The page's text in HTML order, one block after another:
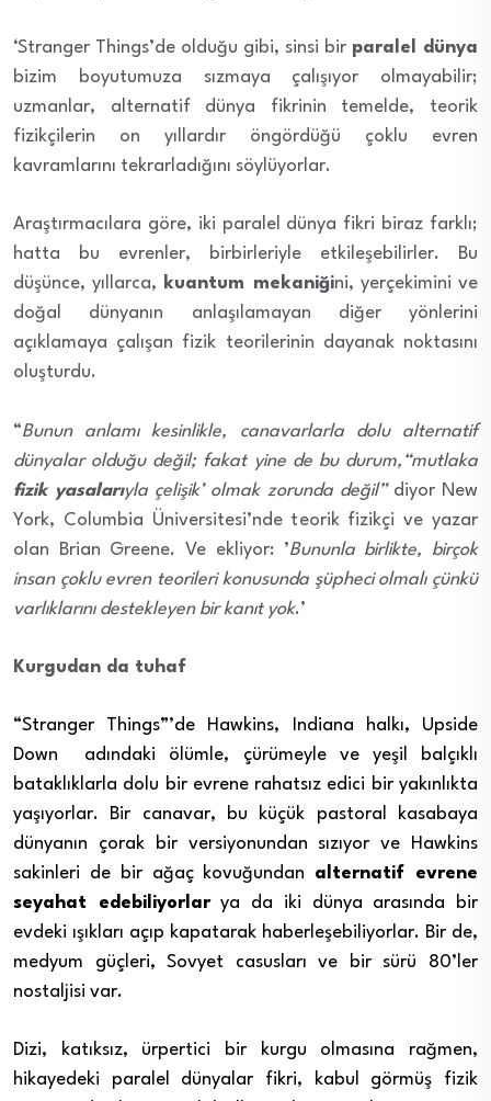
‘Stranger Things’de olduğu gibi, sinsi bir paralel dünya
bizim boyutumuza sızmaya çalışıyor olmayabilir;
uzmanlar, alternatif dünya fikrinin temelde, teorik
fizikçilerin on yıllardır öngördüğü çoklu evren
kavramlarını tekrarladığını söylüyorlar.
Araştırmacılara göre, iki paralel dünya fikri biraz farklı;
hatta bu evrenler, birbirleriyle etkileşebilirler. Bu
düşünce, yıllarca, kuantum mekaniğini, yerçekimini ve
doğal dünyanın anlaşılamayan diğer yönlerini
açıklamaya çalışan fizik teorilerinin dayanak noktasını
oluşturdu.
“Bunun anlamı kesinlikle, canavarlarla dolu alternatif
dünyalar olduğu değil; fakat yine de bu durum,“mutlaka
fizik yasalarıyla çelişik’ olmak zorunda değil”diyor New
York, Columbia Üniversitesi’nde teorik fizikçi ve yazar
olan Brian Greene. Ve ekliyor: ’Bununla birlikte, birçok
insan çoklu evren teorileri konusunda şüpheci olmalı çünkü
varlıklarını destekleyen bir kanıt yok.’
Kurgudan da tuhaf
“Stranger Things”’de Hawkins, Indiana halkı, Upside
Down adındaki ölümle, çürümeyle ve yeşil balçıklı
bataklıklarla dolu bir evrene rahatsız edici bir yakınlıkta
yaşıyorlar. Bir canavar, bu küçük pastoral kasabaya
dünyanın çorak bir versiyonundan sızıyor ve Hawkins
sakinleri de bir ağaç kovuğundan alternatif evrene
seyahat edebiliyorlarya da iki dünya arasında bir
evdeki ışıkları açıp kapatarak haberleşebiliyorlar. Bir de,
medyum güçleri, Sovyet casusları ve bir sürü 80’ler
nostaljisi var.
Dizi, katıksız, ürpertici bir kurgu olmasına rağmen,
hikayedeki paralel dünyalar fikri, kabul görmüş fizik